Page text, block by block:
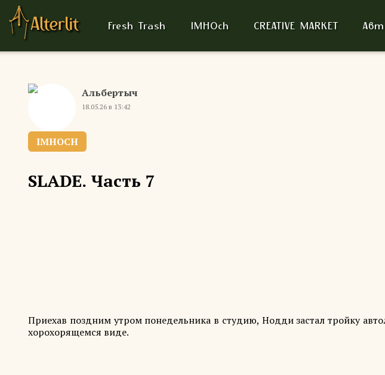
Fresh Trash IMHOch CREATIVE MARKET
Альбертыч
18.05.26 в 13:42
IMHOCH
SLADE. Часть 7
Приехав поздним утром понедельника в студию, Нодди застал тройку
хорохорящемся виде.